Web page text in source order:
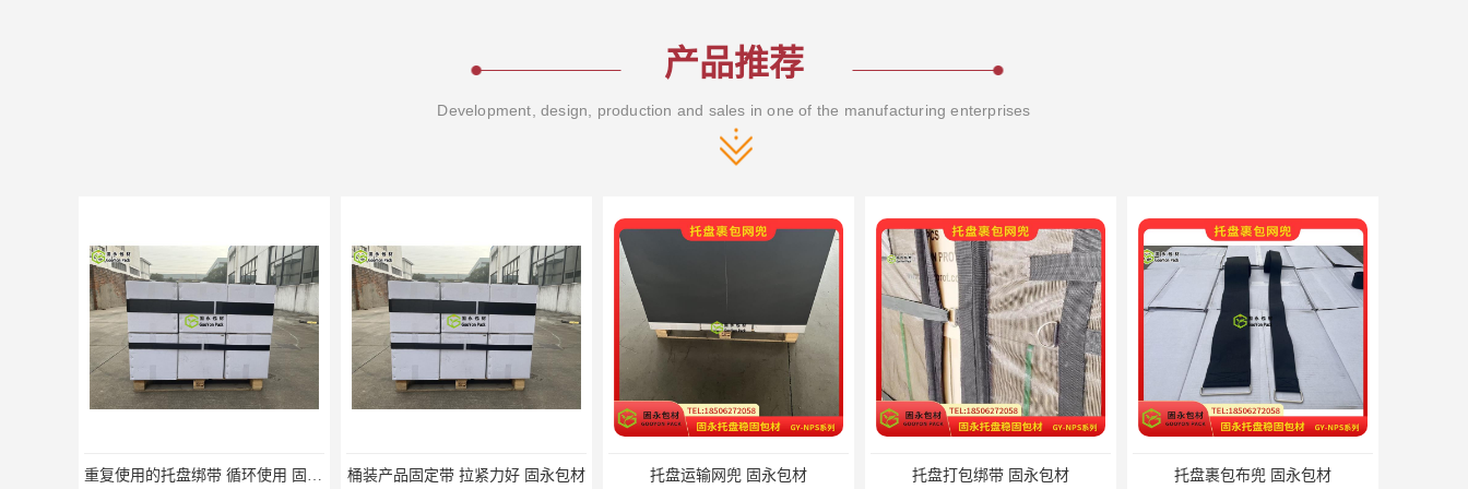
产品推荐
Development, design, production and sales in one of the manufacturing enterprises
重复使用的托盘绑带 循环使用 固永包材 桶装产品固定带 拉紧力好 固永包材 托盘运输网兜 固永包材 托盘打包绑带 固永包材 托盘裹包布兜 固永包材